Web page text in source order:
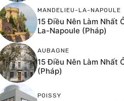
MANDELIEU-LA-NAPOULE
15 Điều Nên Làm Nhất
La-Napoule (Pháp)
AUBAGNE
15 Điều Nên Làm Nhất
(Pháp)
POISSY